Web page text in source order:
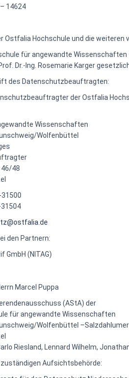
14624
Ostfalia Hochschule und die
für angewandte
Dr.-Ing. Rosemarie Karger
des Datenschutzbeauftragten:
der Ostfalia
Wissenschaften
Wolfenbüttel
48
31500
31504
den Partnern:
GmbH (NITAG)
Marcel Puppa
(AStA) der
für angewandte Wissenschaften
Wolfenbüttel
Riesland, Lennard Wilhelm,
Aufsichtsbehörde: